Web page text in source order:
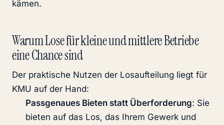
kämen.
Warum Lose für kleine und mittlere Betriebe
eine Chance sind
Der praktische Nutzen der Losaufteilung liegt für
KMU auf der Hand:
Passgenaues Bieten statt Überforderung: Sie
bieten auf das Los, das Ihrem Gewerk und